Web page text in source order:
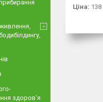
Ціна: 138
здоров'я